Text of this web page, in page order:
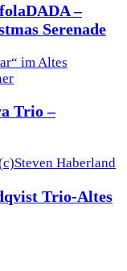
–
Serenade
Trio –
Trio-Altes